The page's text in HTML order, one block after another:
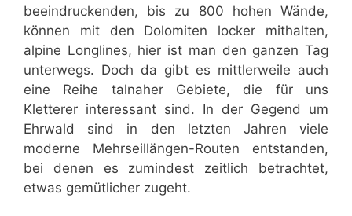
beeindruckenden, bis zu 800 hohen Wände,
können mit den Dolomiten locker mithalten,
alpine Longlines, hier ist man den ganzen Tag
unterwegs. Doch da gibt es mittlerweile auch
eine Reihe talnaher Gebiete, die für uns
Kletterer interessant sind. In der Gegend um
Ehrwald sind in den letzten Jahren viele
moderne Mehrseillängen-Routen entstanden,
bei denen es zumindest zeitlich betrachtet,
etwas gemütlicher zugeht.